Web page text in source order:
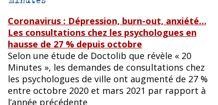
Coronavirus : Dépression, burn-out, anxiété…
Les consultations chez les psychologues en
hausse de 27 % depuis octobre
Selon une étude de Doctolib que révèle « 20
Minutes », les demandes de consultations chez
les psychologues de ville ont augmenté de 27 %
entre octobre 2020 et mars 2021 par rapport à
l’année précédente